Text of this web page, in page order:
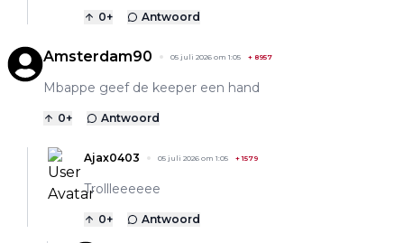
0+ Antwoord
Amsterdam90 05 juli 2026 om 1:05 + 8957
Mbappe geef de keeper een hand
0+ Antwoord
Ajax0403 05 juli 2026 om 1:05 +1579
Trollleeeeee
0+ Antwoord